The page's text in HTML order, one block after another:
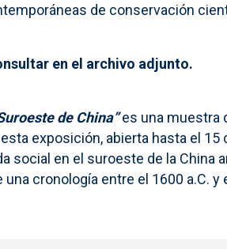
de conservación
en el archivo adjunto.
de China”es una muestra
exposición, abierta hasta el
social en el suroeste de la
cronología entre el 1600 a.C. y